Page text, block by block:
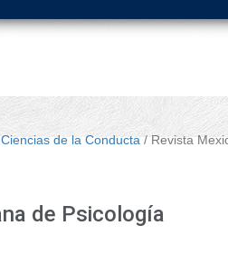
de la Conducta/ Revista
de Psicología